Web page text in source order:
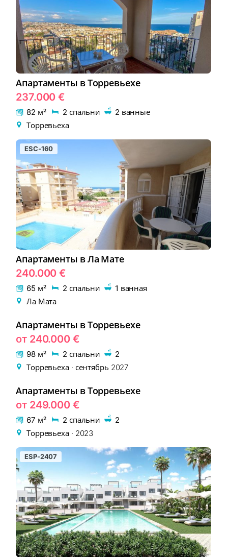
Апартаменты в Торревьехе
237.000 €
82 м² 2 спальни
2 ванные
Торревьеха
ESC-160
Апартаменты в Ла Мате
240.000 €
65 м² 2 спальни
1 ванная
Ла Мата
EON-176-1 НОВОСТРОЙКА
Апартаменты в Торревьехе
от 240.000 €
98 м² 2 спальни
2
Торревьеха · сентябрь 2027
EON-236-1 НОВОСТРОЙКА
Апартаменты в Торревьехе
от 249.000 €
67 м² 2 спальни
2
Торревьеха · 2023
ESP-2407